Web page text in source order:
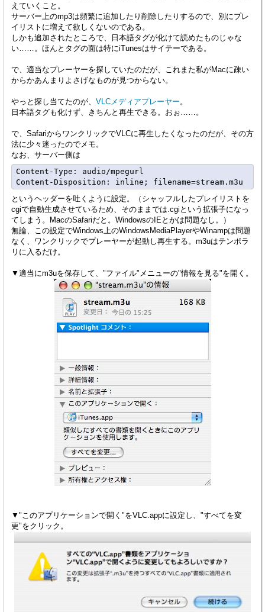
えていくこと。
サーバー上のmp3は頻繁に追加したり削除したりするので、別にプレ
イリストに増えて欲しくないのである。
しかも追加されたところで、日本語タグが化けて読めたものじゃな
い……。ほんとタグの面は特にiTunesはサイテーである。
で、適当なプレーヤーを探していたのだが、これまた私がMacに疎い
からかあんまりよさげなものが見つからない。
やっと探し当てたのが、 VLCメディアプレーヤー 。
日本語タグも化けず、きちんと再生できる。おぉ……。
で、SafariからワンクリックでVLCに再生したくなったのだが、その方
法に少々迷ったのでメモ。
なお、サーバー側は
Content-Type: audio/mpegurl
というヘッダーを吐くように設定。（シャッフルしたプレイリストを
cgiで自動生成させているため、そのままでは.cgiという拡張子になっ
てしまう。MacのSafariだと。WindowsのIEとかは問題なし。）
無論、この設定でWindows上のWindowsMediaPlayerやWinampは問題
なく、ワンクリックでプレーヤーが起動し再生する。m3uはテンポラ
リに入るだけ。
▼適当にm3uを保存して、"ファイル"メニューの"情報を見る"を開く。
▼"このアプリケーションで開く"をVLC.appに設定し、"すべてを変
更"をクリック。